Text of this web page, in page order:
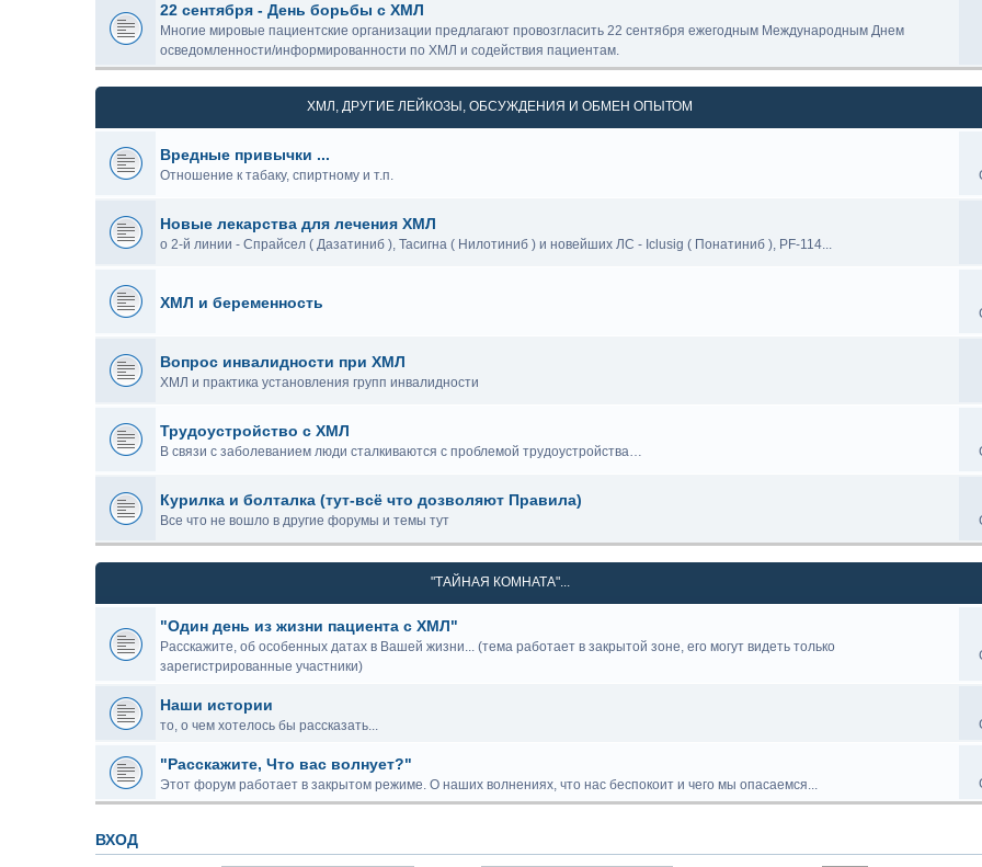
22 сентября - День борьбы с ХМЛ
Многие мировые пациентские организации предлагают провозгласить 22 сентября ежегодным Международным Днем
осведомленности/информированности по ХМЛ и содействия пациентам.
ХМЛ, ДРУГИЕ ЛЕЙКОЗЫ, ОБСУЖДЕНИЯ И ОБМЕН ОПЫТОМ
Вредные привычки ...
Отношение к табаку, спиртному и т.п.
Новые лекарства для лечения ХМЛ
о 2-й линии - Спрайсел ( Дазатиниб ), Тасигна ( Нилотиниб ) и новейших ЛС - Iclusig ( Понатиниб ), PF-114...
ХМЛ и беременность
Вопрос инвалидности при ХМЛ
ХМЛ и практика установления групп инвалидности
Трудоустройство с ХМЛ
В связи с заболеванием люди сталкиваются с проблемой трудоустройства…
Курилка и болталка (тут-всё что дозволяют Правила)
Все что не вошло в другие форумы и темы тут
"ТАЙНАЯ КОМНАТА"...
"Один день из жизни пациента с ХМЛ"
Расскажите, об особенных датах в Вашей жизни... (тема работает в закрытой зоне, его могут видеть только
зарегистрированные участники)
Наши истории
то, о чем хотелось бы рассказать...
"Расскажите, Что вас волнует?"
Этот форум работает в закрытом режиме. О наших волнениях, что нас беспокоит и чего мы опасаемся...
ВХОД